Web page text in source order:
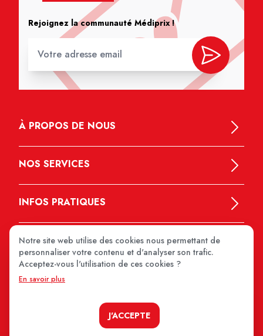
Rejoignez la communauté Médiprix !
À PROPOS DE NOUS
NOS SERVICES
INFOS PRATIQUES
Notre site web utilise des cookies nous permettant de
personnaliser votre contenu et d'analyser son trafic.
Acceptez-vous l'utilisation de ces cookies ?
En savoir plus
J'ACCEPTE